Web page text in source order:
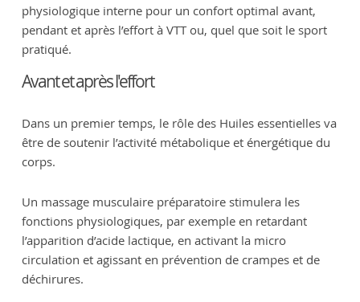
physiologique interne pour un confort optimal avant,
pendant et après l’effort à VTT ou, quel que soit le sport
pratiqué.
Avant et après l'effort
Dans un premier temps, le rôle des Huiles essentielles va
être de soutenir l’activité métabolique et énergétique du
corps.
Un massage musculaire préparatoire stimulera les
fonctions physiologiques, par exemple en retardant
l’apparition d’acide lactique, en activant la micro
circulation et agissant en prévention de crampes et de
déchirures.